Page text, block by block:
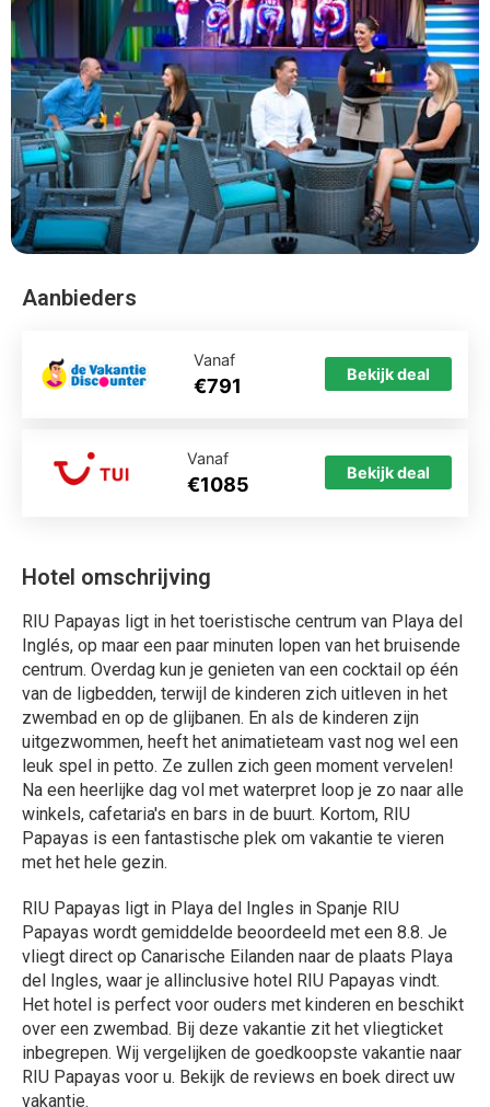
Hotel omschrijving
RIU Papayas ligt in het toeristische centrum van Playa del
Inglés, op maar een paar minuten lopen van het bruisende
centrum. Overdag kun je genieten van een cocktail op één
van de ligbedden, terwijl de kinderen zich uitleven in het
zwembad en op de glijbanen. En als de kinderen zijn
uitgezwommen, heeft het animatieteam vast nog wel een
leuk spel in petto. Ze zullen zich geen moment vervelen!
Na een heerlijke dag vol met waterpret loop je zo naar alle
winkels, cafetaria's en bars in de buurt. Kortom, RIU
Papayas is een fantastische plek om vakantie te vieren
met het hele gezin.
RIU Papayas ligt in Playa del Ingles in Spanje RIU
Papayas wordt gemiddelde beoordeeld met een 8.8. Je
vliegt direct op Canarische Eilanden naar de plaats Playa
del Ingles, waar je allinclusive hotel RIU Papayas vindt.
Het hotel is perfect voor ouders met kinderen en beschikt
over een zwembad. Bij deze vakantie zit het vliegticket
inbegrepen. Wij vergelijken de goedkoopste vakantie naar
RIU Papayas voor u. Bekijk de reviews en boek direct uw
vakantie.
Aanbieders
Vanaf
€791 Bekijk deal
Vanaf
€1085 Bekijk deal